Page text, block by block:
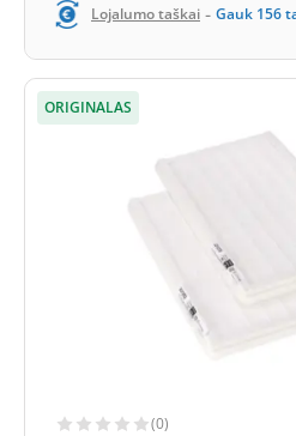
Lojalumo taškai - Gauk 156
ORIGINALAS
(0)